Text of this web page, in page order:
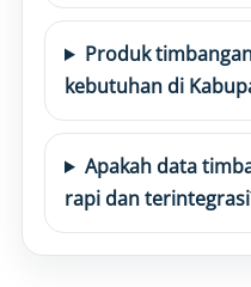
Produk
kebutuhan di
Apakah data
rapi dan